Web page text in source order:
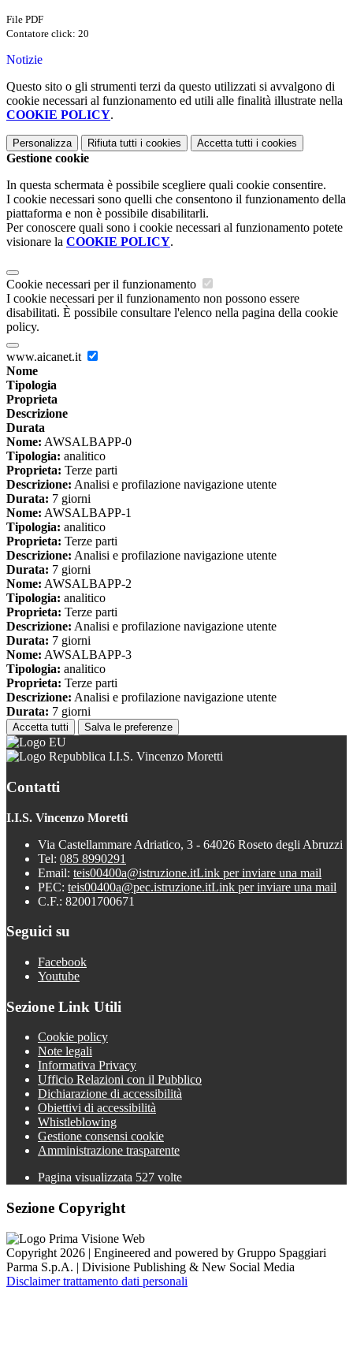
File PDF
Contatore click: 20
Notizie
Questo sito o gli strumenti terzi da questo utilizzati si avvalgono di
cookie necessari al funzionamento ed utili alle finalità illustrate nella
COOKIE POLICY.
Personalizza Rifiuta tutti i cookies Accetta tutti i cookies
Gestione cookie
In questa schermata è possibile scegliere quali cookie consentire.
I cookie necessari sono quelli che consentono il funzionamento della
piattaforma e non è possibile disabilitarli.
Per conoscere quali sono i cookie necessari al funzionamento potete
visionare la COOKIE POLICY.
Cookie necessari per il funzionamento
I cookie necessari per il funzionamento non possono essere
disabilitati. È possibile consultare l'elenco nella pagina della cookie
policy.
www.aicanet.it
Nome
Tipologia
Proprieta
Descrizione
Durata
Nome: AWSALBAPP-0
Tipologia: analitico
Proprieta: Terze parti
Descrizione: Analisi e profilazione navigazione utente
Durata: 7 giorni
Nome: AWSALBAPP-1
Tipologia: analitico
Proprieta: Terze parti
Descrizione: Analisi e profilazione navigazione utente
Durata: 7 giorni
Nome: AWSALBAPP-2
Tipologia: analitico
Proprieta: Terze parti
Descrizione: Analisi e profilazione navigazione utente
Durata: 7 giorni
Nome: AWSALBAPP-3
Tipologia: analitico
Proprieta: Terze parti
Descrizione: Analisi e profilazione navigazione utente
Durata: 7 giorni
Accetta tutti Salva le preferenze
I.I.S. Vincenzo Moretti
Contatti
I.I.S. Vincenzo Moretti
Via Castellammare Adriatico, 3 - 64026 Roseto degli Abruzzi
Tel: 085 8990291
Email: teis00400a@istruzione.itLink per inviare una mail
PEC: teis00400a@pec.istruzione.itLink per inviare una mail
C.F.: 82001700671
Seguici su
Facebook
Youtube
Sezione Link Utili
Cookie policy
Note legali
Informativa Privacy
Ufficio Relazioni con il Pubblico
Dichiarazione di accessibilità
Obiettivi di accessibilità
Whistleblowing
Gestione consensi cookie
Amministrazione trasparente
Pagina visualizzata 527 volte
Sezione Copyright
Copyright 2026 | Engineered and powered by Gruppo Spaggiari
Parma S.p.A. | Divisione Publishing & New Social Media
Disclaimer trattamento dati personali